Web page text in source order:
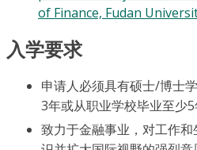
of Finance, Fudan
入学要求
申请人必须具有硕士/博士
3年或从职业学校毕业至少
致力于金融事业，对工作